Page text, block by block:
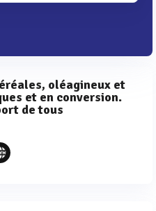
oléagineux et
et en conversion.
de tous